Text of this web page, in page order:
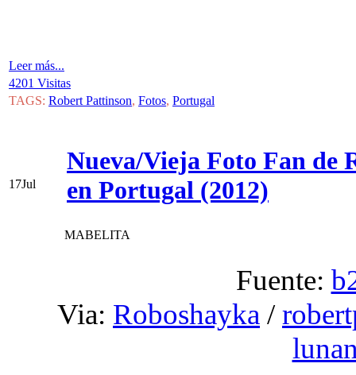
Leer más...
4201 Visitas
TAGS: Robert Pattinson, Fotos, Portugal
17Jul
Nueva/Vieja Foto Fan de
en Portugal (2012)
MABELITA
Fuente:
Via: Roboshayka /